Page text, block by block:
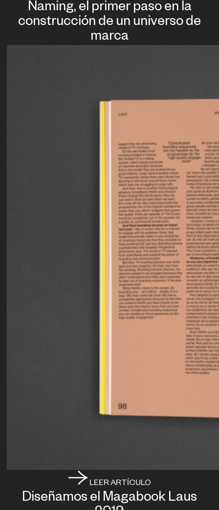
Naming, el primer paso en la
construcción de un universo de
marca
LEER ARTÍCULO
Diseñamos el Magabook Laus